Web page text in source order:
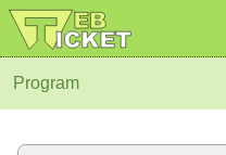
Program